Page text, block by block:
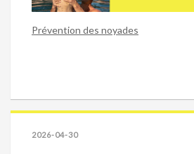
Prévention des noyades
2026-04-30